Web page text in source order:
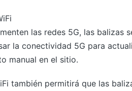
las redes 5G, las balizas
la conectividad 5G para
manual en el sitio.
también permitirá que las